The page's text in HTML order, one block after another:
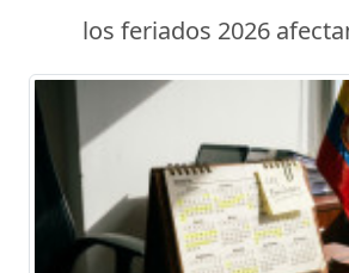
los feriados 2026